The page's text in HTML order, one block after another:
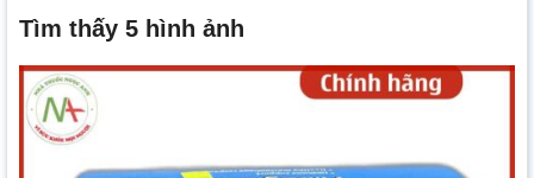
Tìm thấy 5 hình ảnh